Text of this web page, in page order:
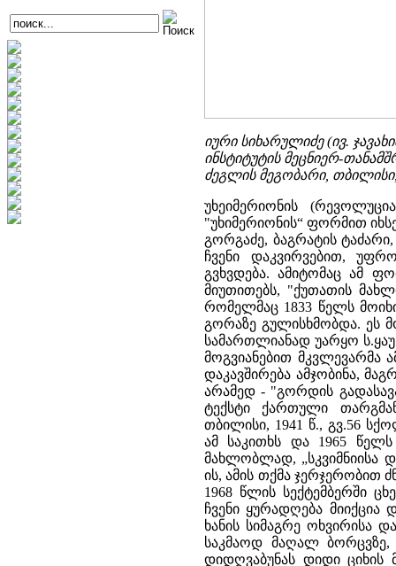
იური სიხარულიძე (ივ.
ინსტიტუტის მეცნიერ-
ძეგლის მეგობარი, თბილისი,
უხეიმერიონის
"უხიმერიონის“ ფორმით
გორგაძე, ბაგრატის
ჩვენი დაკვირვებით,
გვხვდება. ამიტომაც ამ
მიუთითებს, "ქუთათის
რომელმაც 1833 წელს
გორაზე გულისხმობდა. ეს
სამართლიანად უარყო
მოგვიანებით მკვლევარმა
დაკავშირება ამჯობინა,
არამედ - "გორდის
ტექსტი ქართული
თბილისი, 1941 წ., გვ.56
ამ საკითხს და 1965 წელს
მახლობლად, „სკვიმნიისა
ის, ამის თქმა ჯერჯერობით
1968 წლის სექტემბერში
ჩვენი ყურადღება
ხანის სიმაგრე ოხვირისა
საკმაოდ მაღალ ბორცვზე,
დიდღვაბუნას დიდი ციხის